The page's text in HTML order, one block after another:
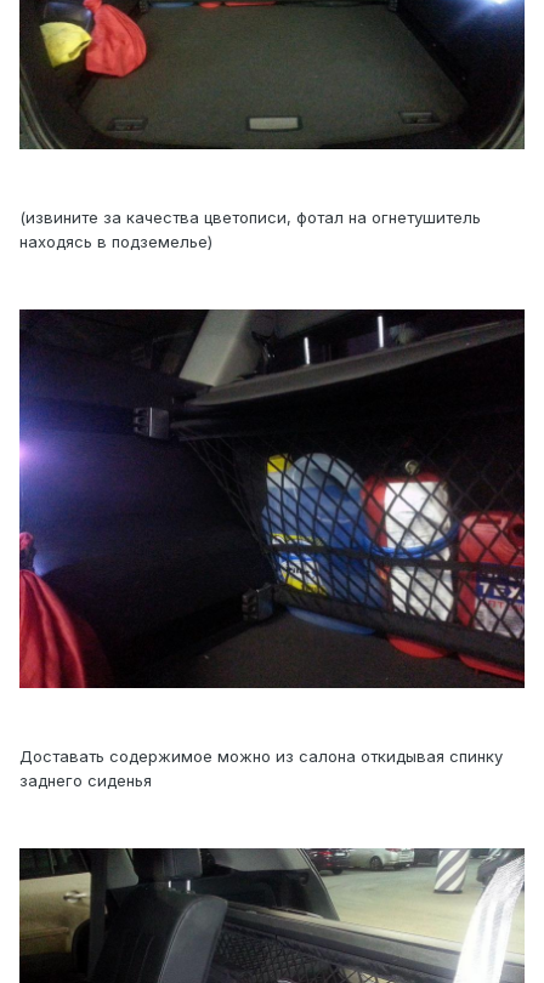
(извините за качества цветописи, фотал на огнетушитель
находясь в подземелье)
Доставать содержимое можно из салона откидывая спинку
заднего сиденья